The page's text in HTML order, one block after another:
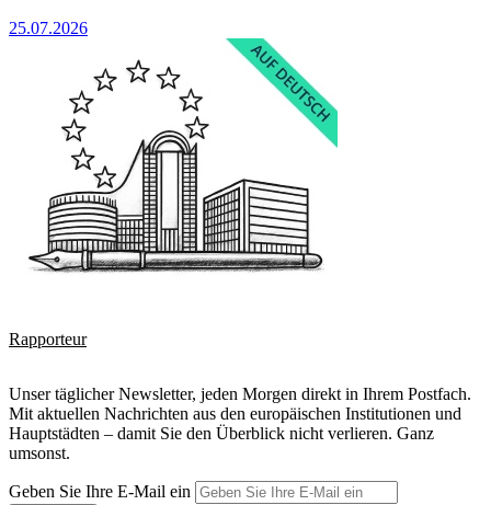
25.07.2026
Rapporteur
Unser täglicher Newsletter, jeden Morgen direkt in Ihrem Postfach.
Mit aktuellen Nachrichten aus den europäischen Institutionen und
Hauptstädten – damit Sie den Überblick nicht verlieren. Ganz
umsonst.
Geben Sie Ihre E-Mail ein